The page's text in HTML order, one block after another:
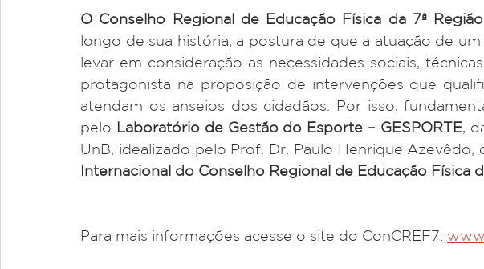
O Conselho Regional de Educação Física da 7ª
longo de sua história, a postura de que a atuação de
levar em consideração as necessidades sociais,
protagonista na proposição de intervenções que
atendam os anseios dos cidadãos. Por isso,
pelo Laboratório de Gestão do Esporte – GESPORTE,
UnB, idealizado pelo Prof. Dr. Paulo Henrique Azevêdo,
Internacional do Conselho Regional de Educação Física
Para mais informações acesse o site do ConCREF7: